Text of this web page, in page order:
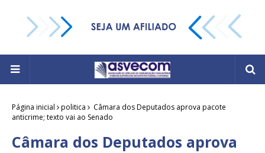
Página inicial politica
Câmara dos Deputados aprova pacote
anticrime; texto vai ao Senado
Câmara dos Deputados aprova